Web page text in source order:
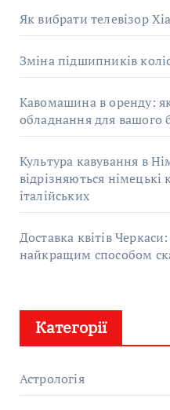
Як вибрати телевізор
Зміна підшипників
Кавомашина в оренду:
обладнання для вашого
Культура кавування в
відрізняються німецькі
італійських
Доставка квітів
найкращим способом
Категорії
Астрологія